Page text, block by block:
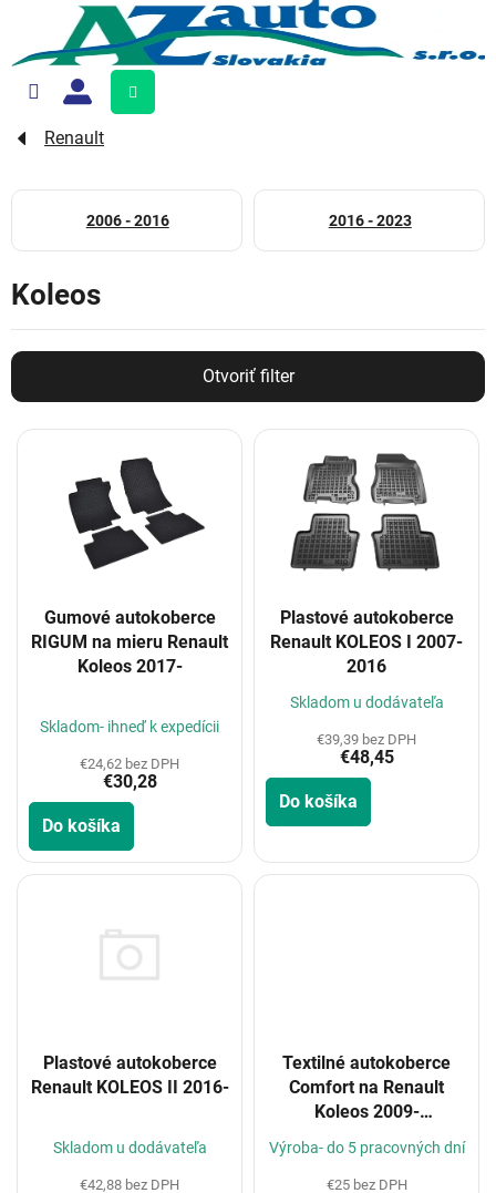
obsah
Nákupný
košík
Renault
2006 - 2016 2016 - 2023
Koleos
Otvoriť filter
V
Gumové autokoberce
RIGUM na mieru Renault
Koleos 2017-
hodnotenie
z
5
hviezdičiek.
Skladom- ihneď k expedícii
€24,62 bez DPH
€30,28
Do košíka
Plastové autokoberce
Renault KOLEOS I 2007-
2016
Skladom u dodávateľa
€39,39 bez DPH
€48,45
Do košíka
Plastové autokoberce
Renault KOLEOS II 2016-
Skladom u dodávateľa
€42,88 bez DPH
Textilné autokoberce
Comfort na Renault
Koleos 2009-
(Konfigurátor)
Výroba- do 5 pracovných dní
€25 bez DPH